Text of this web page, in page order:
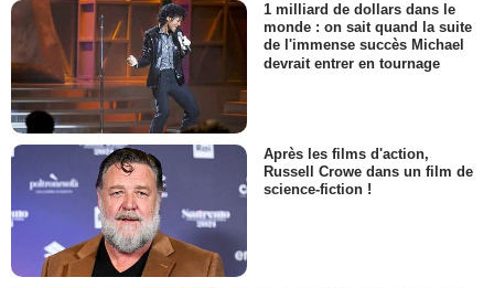
1 milliard de dollars dans le
monde : on sait quand la suite
de l'immense succès Michael
devrait entrer en tournage
Après les films d'action,
Russell Crowe dans un film de
science-fiction !